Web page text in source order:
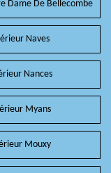
Dame De Bellecombe
Naves
Nances
Myans
Mouxy